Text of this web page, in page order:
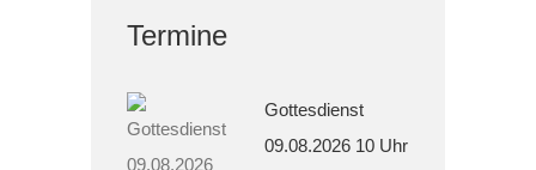
Termine
Gottesdienst
09.08.2026 10 Uhr